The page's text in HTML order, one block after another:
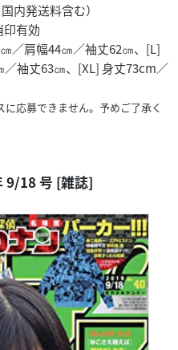
内発送料含む）
印有効
／肩幅44㎝／袖丈62㎝、[L]
袖丈63㎝、[XL] 身丈73cm／
応募できません。予めご了承く
9/18 号 [雑誌]